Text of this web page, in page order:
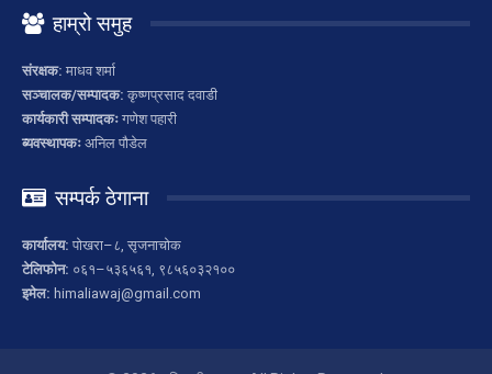
हाम्रो समुह
संरक्षक: माधव शर्मा
सञ्चालक/सम्पादक: कृष्णप्रसाद दवाडी
कार्यकारी सम्पादकः गणेश पहारी
ब्यवस्थापकः अनिल पौडेल
सम्पर्क ठेगाना
कार्यालय: पोखरा–८, सृजनाचोक
टेलिफोन: ०६१–५३६५६१, ९८५६०३२१००
इमेल: himaliawaj@gmail.com